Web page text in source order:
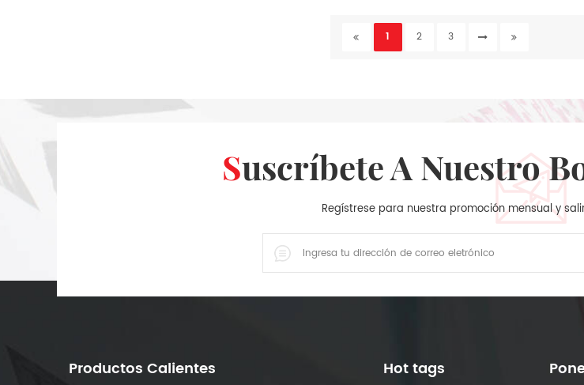
1 2 3
Suscríbete A Nuestro
Regístrese para nuestra promoción mensual y
Productos Calientes Hot tags